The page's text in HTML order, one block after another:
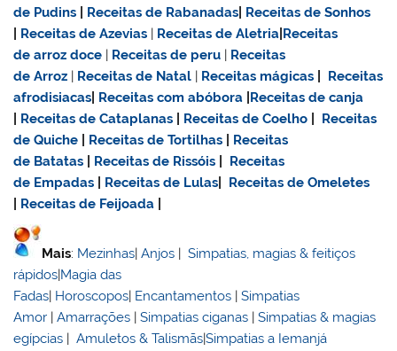
de Pudins
Receitas de Rabanadas Receitas de Sonhos
Receitas de Azevias | Receitas de Aletria Receitas
dearroz doce | Receitas de peru | Receitas
de Arroz | Receitas de Natal | Receitas mágicas
Receitas
afrodisiacas Receitas com abóbora Receitas de canja
Receitas de Cataplanas Receitas de Coelho
Receitas
de Quiche
Receitas de Tortilhas
Receitas
de Batatas
Receitas de Rissóis
Receitas
de Empadas
Receitas de Lulas
Receitas de Omeletes
Receitas de Feijoada
Mais: Mezinhas|Anjos |Simpatias, magias & feitiços
rápidos|Magia das
Fadas| Horoscopos| Encantamentos |Simpatias
Amor |Amarrações |Simpatias ciganas |Simpatias & magias
egípcias |Amuletos & Talismãs|Simpatias a Iemanjá